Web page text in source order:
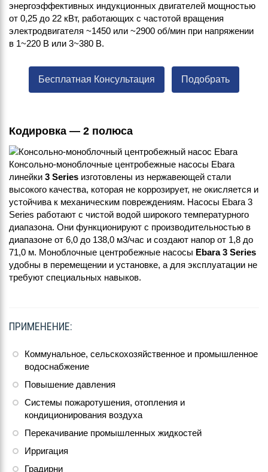
энергоэффективных индукционных двигателей мощностью
от 0,25 до 22 кВт, работающих с частотой вращения
электродвигателя ~1450 или ~2900 об/мин при напряжении
в 1~220 В или 3~380 В.
Бесплатная Консультация Подобрать
Кодировка — 2 полюса
Консольно-моноблочные центробежные насосы Ebara
линейки 3 Series изготовлены из нержавеющей стали
высокого качества, которая не коррозирует, не окисляется и
устойчива к механическим повреждениям. Насосы Ebara 3
Series работают с чистой водой широкого температурного
диапазона. Они функционируют с производительностью в
диапазоне от 6,0 до 138,0 м3/час и создают напор от 1,8 до
71,0 м. Моноблочные центробежные насосы Ebara 3 Series
удобны в перемещении и установке, а для эксплуатации не
требуют специальных навыков.
ПРИМЕНЕНИЕ:
Коммунальное, сельскохозяйственное и промышленное
водоснабжение
Повышение давления
Системы пожаротушения, отопления и
кондиционирования воздуха
Перекачивание промышленных жидкостей
Ирригация
Градирни